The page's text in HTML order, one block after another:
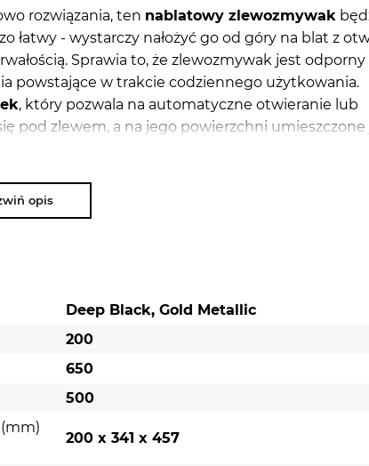
rozwiązania, ten nablatowy zlewozmywak
- wystarczy nałożyć go od góry na blat z
Sprawia to, że zlewozmywak jest odporny
powstające w trakcie codziennego użytkowania.
, który pozwala na automatyczne otwieranie lub
pod zlewem, a na jego powierzchni umieszczone
codziennych robót kuchennych. Na ociekaczu
możesz osadzić tak, aby ociekacz znalazł się po
, dzięki czemu bez problemu zamontujesz
opis
Deep Black, Gold Metallic
200
650
500
200 x 341 x 457